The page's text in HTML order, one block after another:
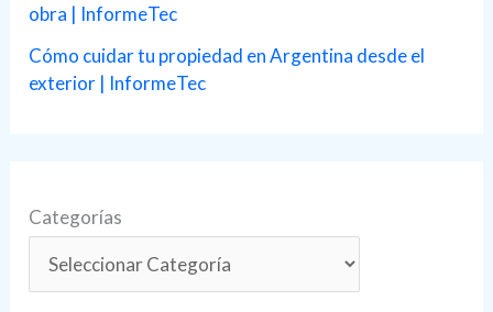
obra | InformeTec
Cómo cuidar tu propiedad en Argentina desde el
exterior | InformeTec
Categorías